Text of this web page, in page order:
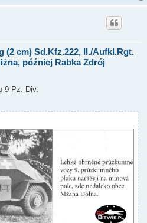
(2 cm) Sd.Kfz.222, II./Aufkl.Rgt.
później Rabka Zdrój
9 Pz. Div.